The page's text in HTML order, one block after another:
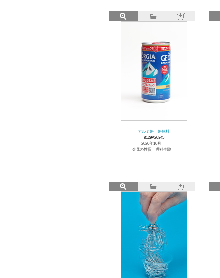
アルミ缶 缶飲料
8129A20345
2020年10月
金属の性質 理科実験